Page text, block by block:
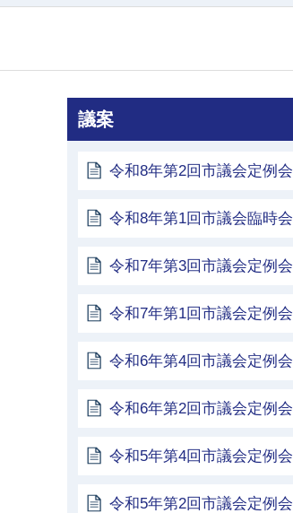
議案
令和8年第2回市議会定例会
令和8年第1回市議会臨時会
令和7年第3回市議会定例会
令和7年第1回市議会定例会
令和6年第4回市議会定例会
令和6年第2回市議会定例会
令和5年第4回市議会定例会
令和5年第2回市議会定例会